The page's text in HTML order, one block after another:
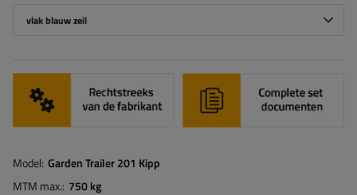
vlak blauw zeil
Model Garden Trailer 201 Kipp
MTM max. 750 kg